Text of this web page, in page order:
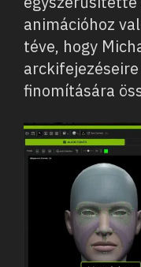
animációhoz
téve, hogy
finomítására